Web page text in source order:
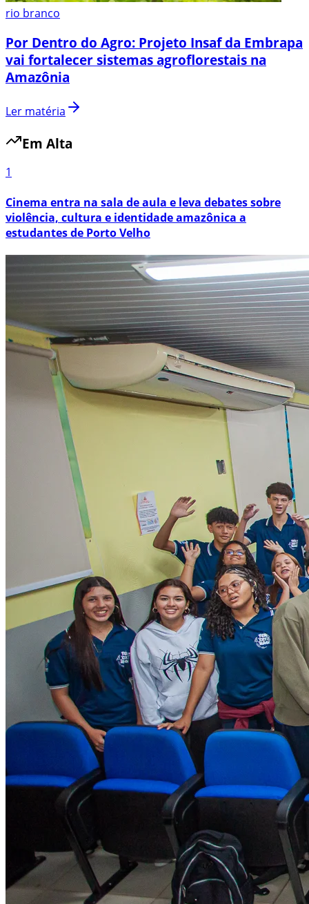
rio branco
Por Dentro do Agro: Projeto Insaf da Embrapa
vai fortalecer sistemas agroflorestais na
Amazônia
Ler matéria
Em Alta
1
Cinema entra na sala de aula e leva debates sobre
violência, cultura e identidade amazônica a
estudantes de Porto Velho